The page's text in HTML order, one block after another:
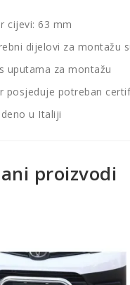
cijevi: 63 mm
dijelovi za montažu
uputama za montažu
posjeduje potreban
u Italiji
proizvodi